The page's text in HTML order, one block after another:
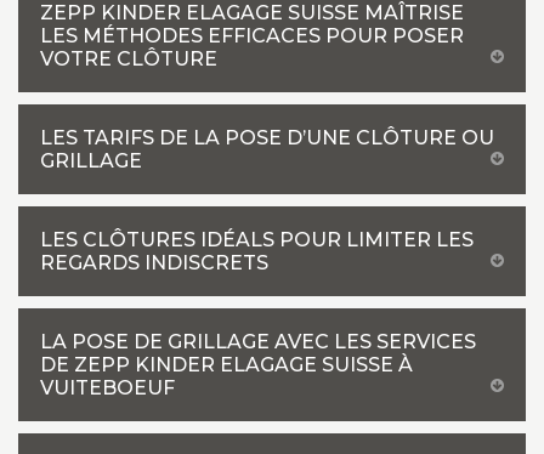
ZEPP KINDER ELAGAGE SUISSE MAÎTRISE
LES MÉTHODES EFFICACES POUR POSER
VOTRE CLÔTURE
LES TARIFS DE LA POSE D’UNE CLÔTURE OU
GRILLAGE
LES CLÔTURES IDÉALS POUR LIMITER LES
REGARDS INDISCRETS
LA POSE DE GRILLAGE AVEC LES SERVICES
DE ZEPP KINDER ELAGAGE SUISSE À
VUITEBOEUF